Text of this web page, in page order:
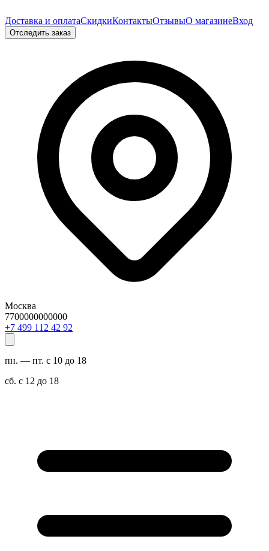
Доставка и оплатаСкидкиКонтактыОтзывыО магазинеВход
Отследить заказ
Москва
7700000000000
29 24 211 994 7+
пн. — пт. с 10 до 18
сб. с 12 до 18